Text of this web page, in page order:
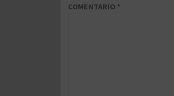
COMENTARIO *